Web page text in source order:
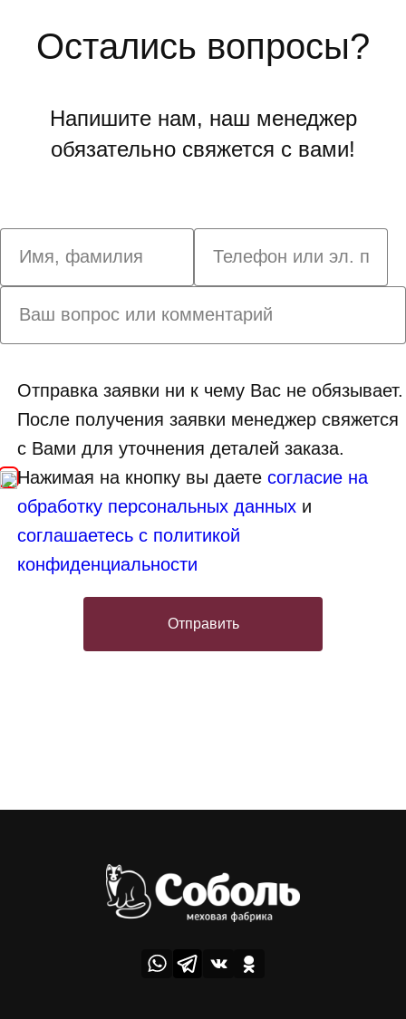
Остались вопросы?
Напишите нам, наш менеджер
обязательно свяжется с вами!
Отправка заявки ни к чему Вас не обязывает.
После получения заявки менеджер свяжется
с Вами для уточнения деталей заказа.
Нажимая на кнопку вы даетесогласие на
обработку персональных данных и
соглашаетесь с политикой
конфиденциальности
Отправить